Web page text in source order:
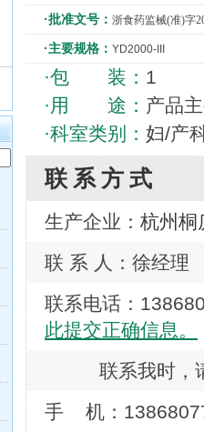
·批准文号： 浙食药监械(准)字
·主要规格： YD2000-III
·包 装： 1
·用 途： 产品
·科室类别： 妇/产
联系方式
生产企业： 杭州桐
联 系 人：徐经理
联系电话：
此提交正确信息。
联系我时，
手 机：